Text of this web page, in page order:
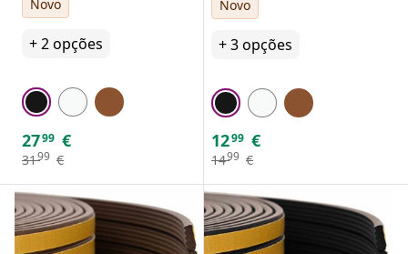
Novo
+2opções
2799 €
3199 €
Novo
+3opções
1299 €
1499 €